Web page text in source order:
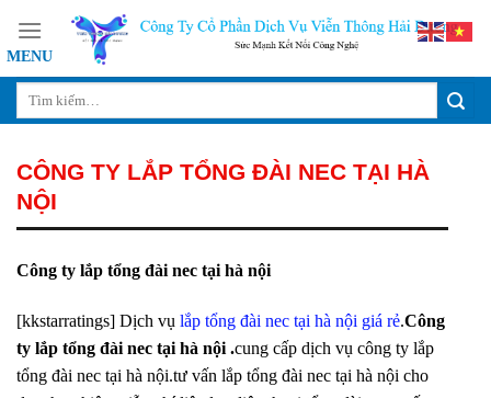
content
CÔNG TY LẮP TỔNG ĐÀI NEC TẠI HÀ
NỘI
Công ty lắp tổng đài nec tại hà nội
[kkstarratings] Dịch vụ lắp tổng đài nec tại hà nội giá rẻ.Công
ty lắp tổng đài nec tại hà nội .cung cấp dịch vụ công ty lắp
tổng đài nec tại hà nội.tư vấn lắp tổng đài nec tại hà nội cho